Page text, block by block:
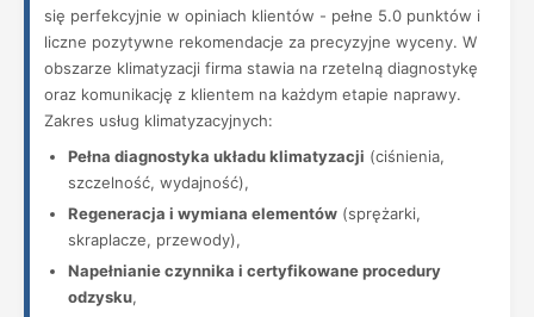
się perfekcyjnie w opiniach klientów - pełne 5.0 punktów i
liczne pozytywne rekomendacje za precyzyjne wyceny. W
obszarze klimatyzacji firma stawia na rzetelną diagnostykę
oraz komunikację z klientem na każdym etapie naprawy.
Zakres usług klimatyzacyjnych:
Pełna diagnostyka układu klimatyzacji (ciśnienia,
szczelność, wydajność),
Regeneracja i wymiana elementów (sprężarki,
skraplacze, przewody),
Napełnianie czynnika i certyfikowane procedury
odzysku,